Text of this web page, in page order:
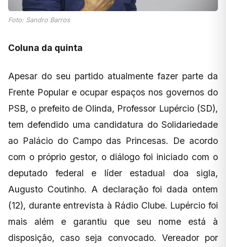
Foto: Sandro Barros
Coluna da quinta
Apesar do seu partido atualmente fazer parte da
Frente Popular e ocupar espaços nos governos do
PSB, o prefeito de Olinda, Professor Lupércio (SD),
tem defendido uma candidatura do Solidariedade
ao Palácio do Campo das Princesas. De acordo
com o próprio gestor, o diálogo foi iniciado com o
deputado federal e líder estadual doa sigla,
Augusto Coutinho. A declaração foi dada ontem
(12), durante entrevista à Rádio Clube. Lupércio foi
mais além e garantiu que seu nome está à
disposição, caso seja convocado. Vereador por